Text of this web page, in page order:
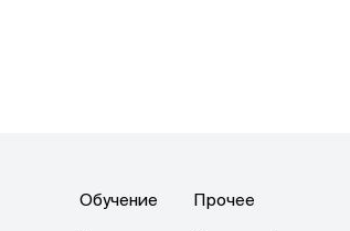
Обучение Прочее